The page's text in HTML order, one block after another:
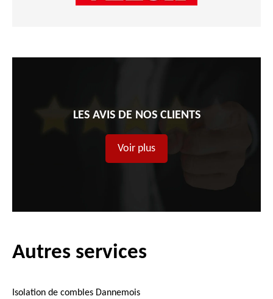
LES AVIS DE NOS CLIENTS
Voir plus
Autres services
Isolation de combles Dannemois